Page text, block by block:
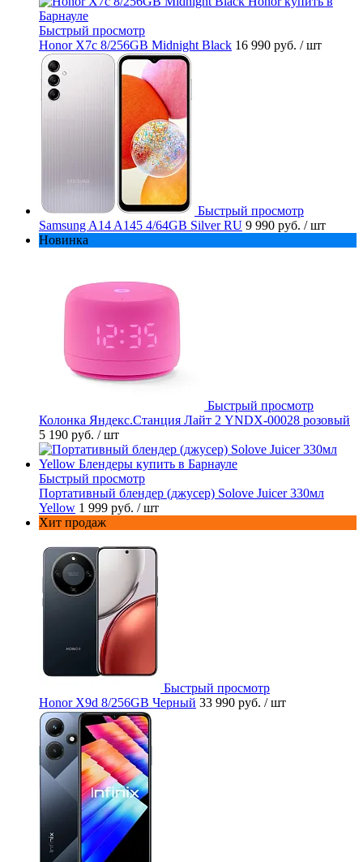
Быстрый просмотр
Honor X7c 8/256GB Midnight Black 16 990 руб. / шт
Быстрый просмотр
Samsung A14 A145 4/64GB Silver RU 9 990 руб. / шт
Новинка
Быстрый просмотр
Колонка Яндекс.Станция Лайт 2 YNDX-00028 розовый
5 190 руб. / шт
Быстрый просмотр
Портативный блендер (джусер) Solove Juicer 330мл
Yellow 1 999 руб. / шт
Хит продаж
Быстрый просмотр
Honor X9d 8/256GB Черный 33 990 руб. / шт